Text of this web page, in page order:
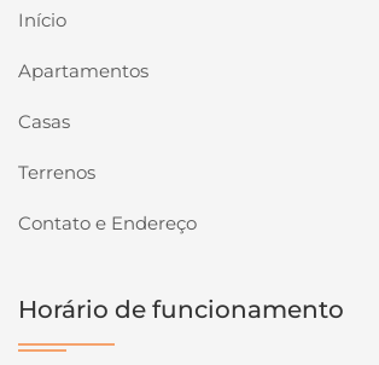
Início
Apartamentos
Casas
Terrenos
Contato e Endereço
Horário de funcionamento